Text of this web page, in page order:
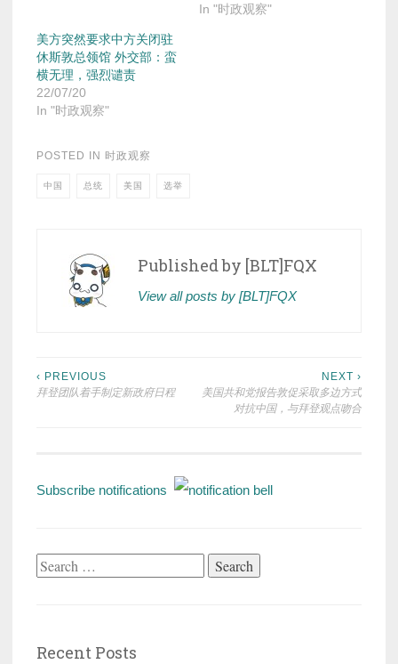
In "时政观察"
美方突然要求中方关闭驻
休斯敦总领馆 外交部：蛮
横无理，强烈谴责
22/07/20
In "时政观察"
POSTED IN 时政观察
中国 总统 美国 选举
Published by [BLT]FQX
View all posts by [BLT]FQX
Post
‹ PREVIOUS
拜登团队着手制定新政府日程
NEXT ›
美国共和党报告敦促采取多边方式
对抗中国，与拜登观点吻合
Subscribe notifications
Search
Recent Posts